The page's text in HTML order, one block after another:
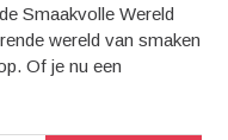
Smaakvolle Wereld
wereld van smaken
Of je nu een